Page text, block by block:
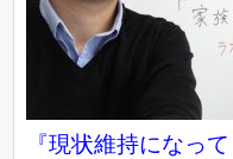
『現状維持になっ